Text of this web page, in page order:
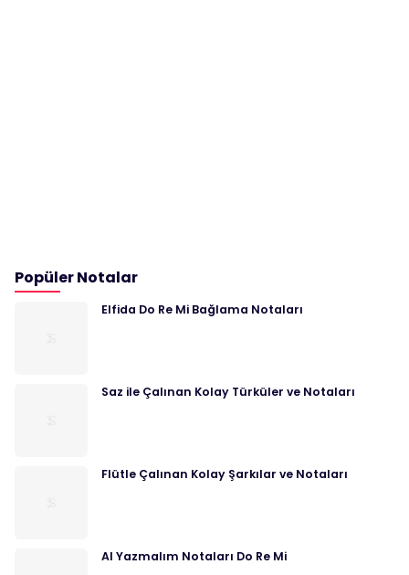
Popüler Notalar
Elfida Do Re Mi Bağlama Notaları
Saz ile Çalınan Kolay Türküler ve Notaları
Flütle Çalınan Kolay Şarkılar ve Notaları
Al Yazmalım Notaları Do Re Mi